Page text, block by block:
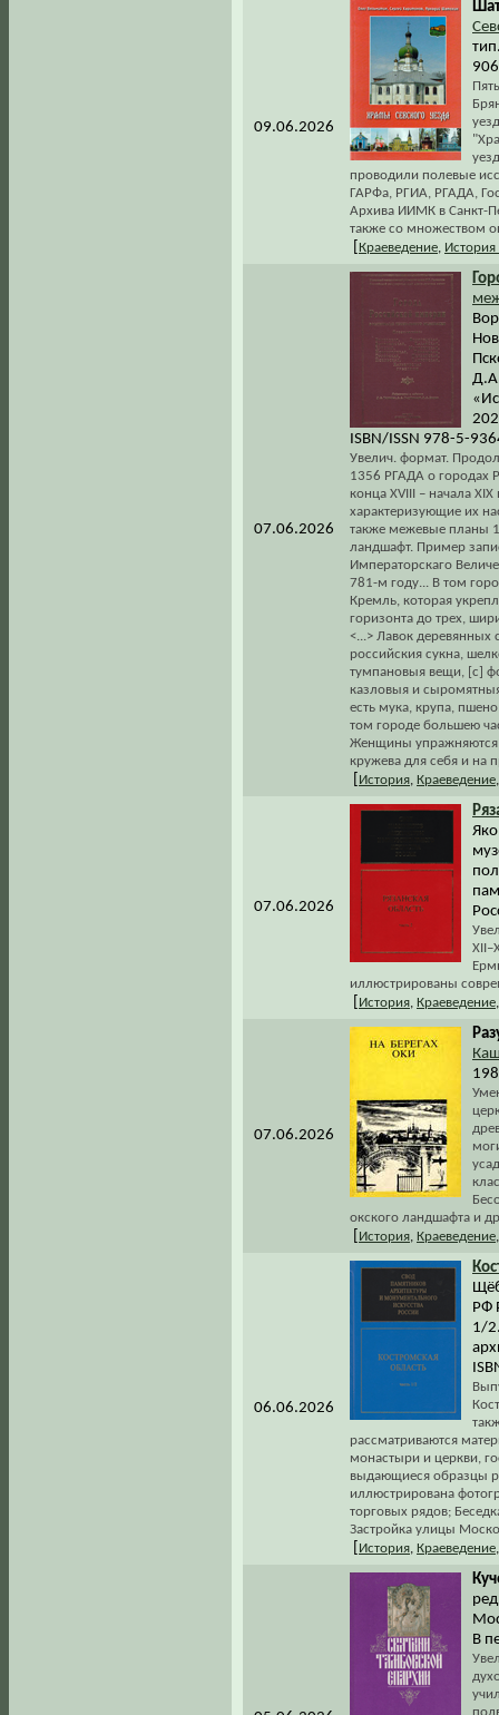
09.06.2026
проводили полевые
ГАРФа, РГИА, РГАДА,
Архива ИИМК в Санкт-
также со множеством
Краеведение История
07.06.2026
ISBN/ISSN 978-5-
Увелич. формат.
1356 РГАДА о городах
конца XVIII – начала
характеризующие их
также межевые планы
ландшафт. Пример
Императорскаго
781-м году... В том
Кремль, которая
горизонта до трех,
<...> Лавок деревянных
российския сукна,
тумпановыя вещи, [c]
казловыя и
есть мука, крупа,
том городе большею
Женщины упражняются
кружева для себя и на
История Краеведение
07.06.2026
иллюстрированы
История Краеведение
07.06.2026
окского ландшафта и
История Краеведение
06.06.2026
РФ
1/
рассматриваются
монастыри и церкви,
выдающиеся образцы
иллюстрирована
торговых рядов;
Застройка улицы
История Краеведение
В